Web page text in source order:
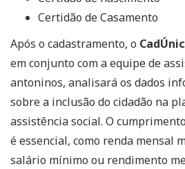
Certidão de Casamento
Após o cadastramento, o
em conjunto com a equipe de
antoninos, analisará os dados
sobre a inclusão do cidadão na
assistência social. O
é essencial, como renda mensal
salário mínimo ou rendimento